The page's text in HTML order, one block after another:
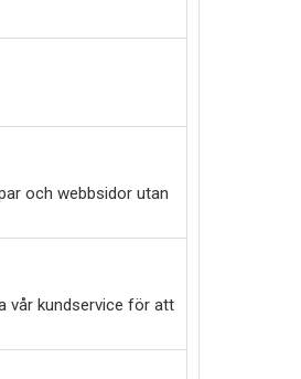
och webbsidor utan
vår kundservice för att